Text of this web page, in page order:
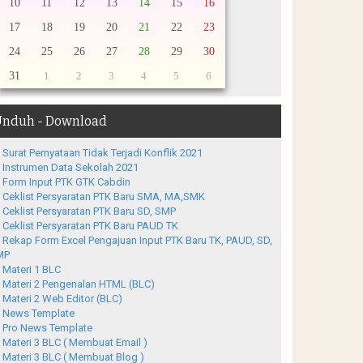
10
11 12 13 14 15
16
17
18 19 20 21 22
23
24
25 26 27 28 29
30
31
1 2 3 4 5 6
- Download
Surat Pernyataan Tidak Terjadi Konflik 2021
Instrumen Data Sekolah 2021
Form Input PTK GTK Cabdin
Ceklist Persyaratan PTK Baru SMA, MA,SMK
Ceklist Persyaratan PTK Baru SD, SMP
Ceklist Persyaratan PTK Baru PAUD TK
Rekap Form Excel Pengajuan Input PTK Baru TK, PAUD, SD,
Materi 1 BLC
Materi 2 Pengenalan HTML (BLC)
Materi 2 Web Editor (BLC)
News Template
Pro News Template
Materi 3 BLC ( Membuat Email )
Materi 3 BLC ( Membuat Blog )